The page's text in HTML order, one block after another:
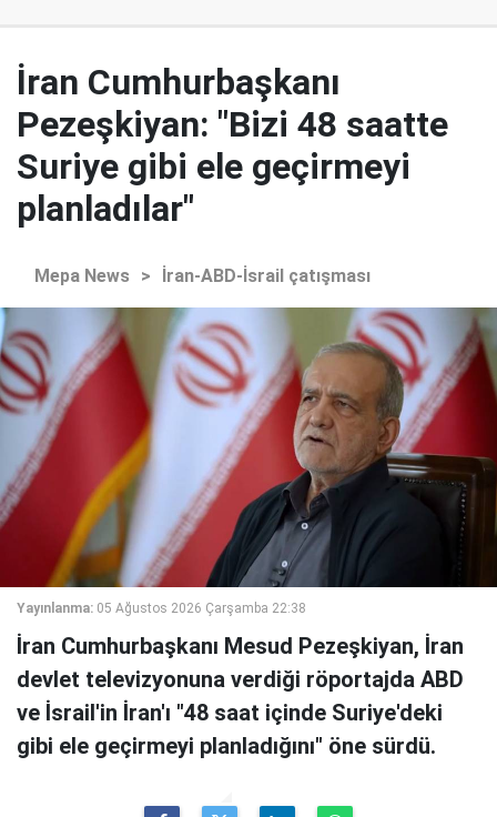
İran Cumhurbaşkanı
Pezeşkiyan: "Bizi 48 saatte
Suriye gibi ele geçirmeyi
planladılar"
Mepa News > İran-ABD-İsrail çatışması
Yayınlanma: 05 Ağustos 2026 Çarşamba 22:38
İran Cumhurbaşkanı Mesud Pezeşkiyan, İran
devlet televizyonuna verdiği röportajda ABD
ve İsrail'in İran'ı "48 saat içinde Suriye'deki
gibi ele geçirmeyi planladığını" öne sürdü.